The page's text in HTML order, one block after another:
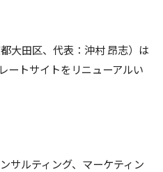
大田区、代表：沖村 昂志）は
ートサイトをリニューアルい
サルティング、マーケティン